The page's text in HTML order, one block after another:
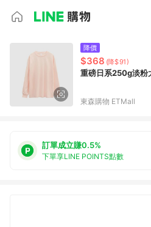
降價
$368 (降$91)
重磅日系250g淡粉
東森購物 ETMall
訂單成立賺0.5%
下單享LINE POINTS點數